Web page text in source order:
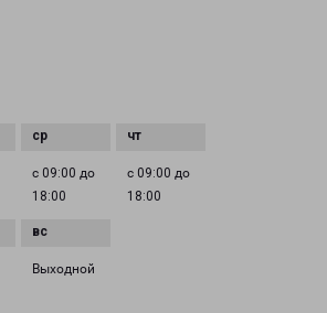
с 09:00 до
18:00
с 09:00 до
18:00
Выходной